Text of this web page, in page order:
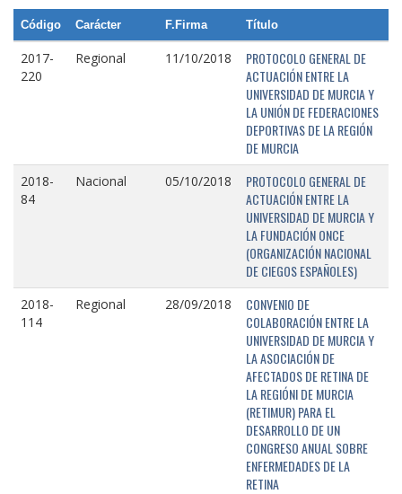
Código Carácter F.Firma Título
2017-
220
Regional 11/10/2018
PROTOCOLO GENERAL DE
ACTUACIÓN ENTRE LA
UNIVERSIDAD DE MURCIA Y
LA UNIÓN DE FEDERACIONES
DEPORTIVAS DE LA REGIÓN
DE MURCIA
2018-
84
Nacional 05/10/2018
PROTOCOLO GENERAL DE
ACTUACIÓN ENTRE LA
UNIVERSIDAD DE MURCIA Y
LA FUNDACIÓN ONCE
(ORGANIZACIÓN NACIONAL
DE CIEGOS ESPAÑOLES)
2018-
114
Regional 28/09/2018
CONVENIO DE
COLABORACIÓN ENTRE LA
UNIVERSIDAD DE MURCIA Y
LA ASOCIACIÓN DE
AFECTADOS DE RETINA DE
LA REGIÓNI DE MURCIA
(RETIMUR) PARA EL
DESARROLLO DE UN
CONGRESO ANUAL SOBRE
ENFERMEDADES DE LA
RETINA